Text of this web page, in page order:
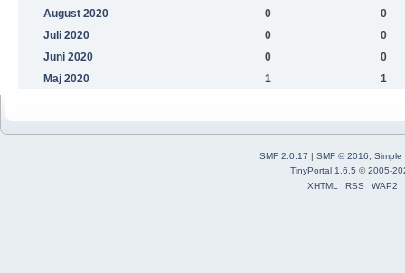
August 2020
0
0
Juli 2020
0
0
Juni 2020
0
0
Maj 2020
1 1
SMF 2.0.17 SMF © 2016, Simple
TinyPortal 1.6.5 ©2005-
XHTML
RSS WAP2